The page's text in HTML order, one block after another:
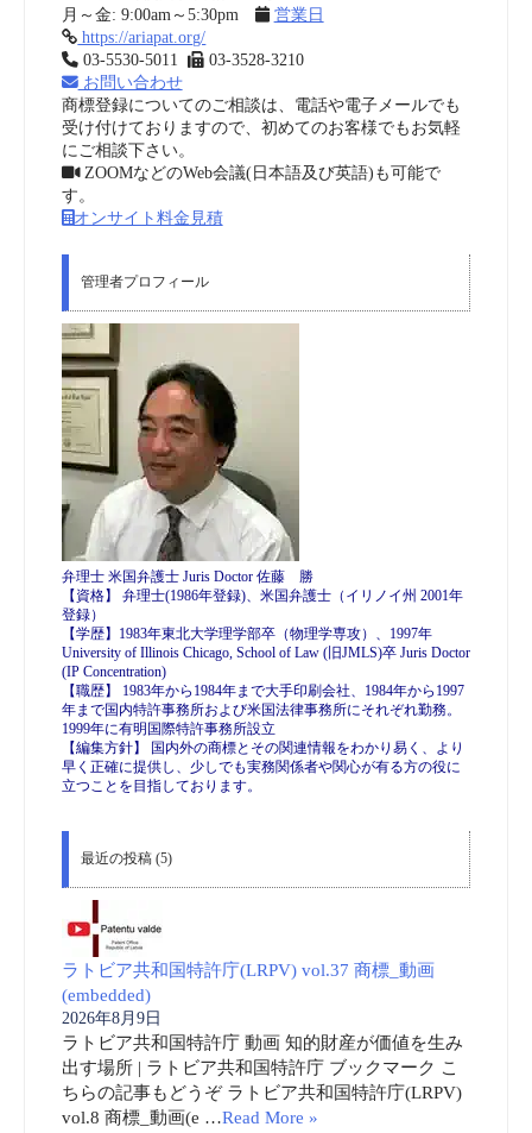
月～金: 9:00am～5:30pm
営業日
https://ariapat.org/
03-5530-5011
03-3528-3210
お問い合わせ
商標登録についてのご相談は、電話や電子メールでも
受け付けておりますので、初めてのお客様でもお気軽
にご相談下さい。
ZOOMなどのWeb会議(日本語及び英語)も可能で
す。
オンサイト料金見積
管理者プロフィール
弁理士 米国弁護士 Juris Doctor 佐藤 勝
【資格】 弁理士(1986年登録)、米国弁護士（イリノイ州 2001年
登録）
【学歴】1983年東北大学理学部卒（物理学専攻）、1997年
University of Illinois Chicago, School of Law (旧JMLS)卒 Juris Doctor
(IP Concentration)
【職歴】 1983年から1984年まで大手印刷会社、1984年から1997
年まで国内特許事務所および米国法律事務所にそれぞれ勤務。
1999年に有明国際特許事務所設立
【編集方針】 国内外の商標とその関連情報をわかり易く、より
早く正確に提供し、少しでも実務関係者や関心が有る方の役に
立つことを目指しております。
最近の投稿 (5)
ラトビア共和国特許庁(LRPV) vol.37 商標_動画
(embedded)
2026年8月9日
ラトビア共和国特許庁 動画 知的財産が価値を生み
出す場所 | ラトビア共和国特許庁 ブックマーク こ
ちらの記事もどうぞ ラトビア共和国特許庁(LRPV)
vol.8 商標_動画(e …Read More »